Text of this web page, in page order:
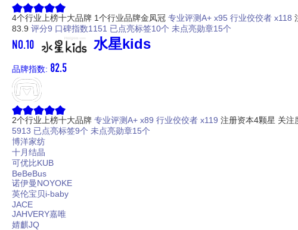
4个行业上榜十大品牌 1个行业品牌金凤冠 专业评测A+ x95 行业佼佼者 x118
83.9 评分9 口碑指数1151 已点亮标签10个 未点亮勋章15个
NO.10 水星kids
品牌指数: 82.5
2个行业上榜十大品牌 专业评测A+ x89 行业佼佼者 x119 注册资本4颗星 关注
5913 已点亮标签9个 未点亮勋章15个
博洋家纺
十月结晶
可优比KUB
BeBeBus
诺伊曼NOYOKE
英伦宝贝i-baby
JACE
JAHVERY嘉唯
婧麒JQ